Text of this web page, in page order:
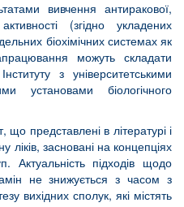
вивчення антиракової,
(згідно укладених
біохімічних системах як
можуть складати
з університетськими
установами біологічного
що представлені в літературі і
засновані на концепціях
Актуальність підходів щодо
не знижується з часом з
вихідних сполук, які містять